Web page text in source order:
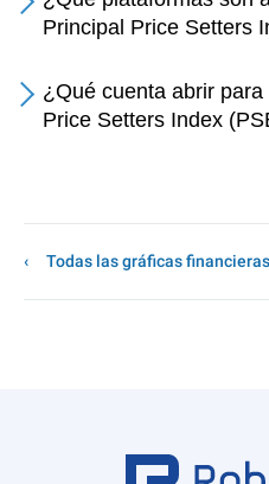
Principal Price Setters
¿Qué cuenta abrir para
Price Setters Index
Todas las gráficas financieras